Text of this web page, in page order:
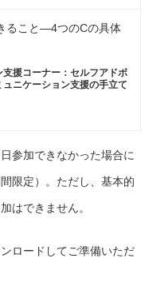
ること―4つのCの具体
支援コーナー：セルフアドボ
ニケーション支援の手立て
参加できなかった場合に
限定）。ただし、基本的
はできません。
ロードしてご準備いただ